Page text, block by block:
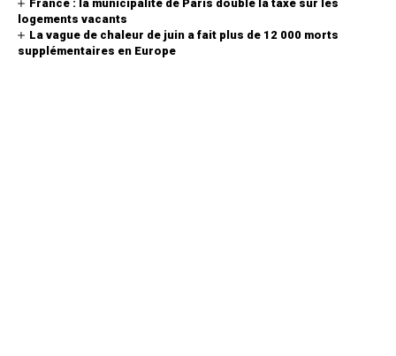
France : la municipalité de Paris double la taxe sur les
logements vacants
La vague de chaleur de juin a fait plus de 12 000 morts
supplémentaires en Europe